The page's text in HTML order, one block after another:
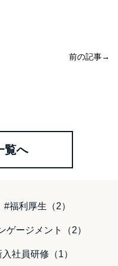
前の記事→
覧へ
#福利厚生（2）
ゲージメント（2）
社員研修（1）